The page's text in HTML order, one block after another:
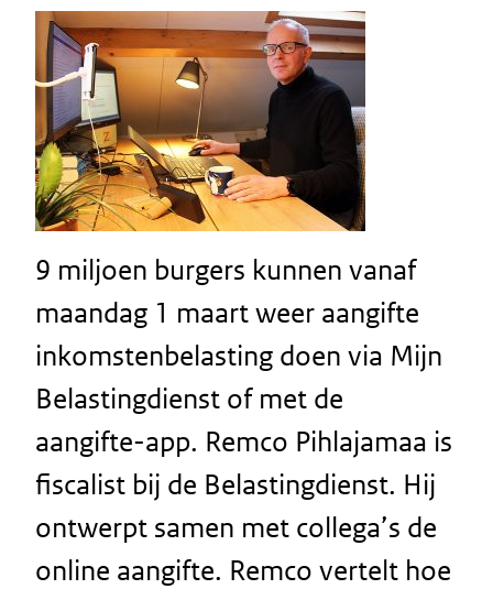
9 miljoen burgers kunnen vanaf
maandag 1 maart weer aangifte
inkomstenbelasting doen via Mijn
Belastingdienst of met de
aangifte-app. Remco Pihlajamaa is
fiscalist bij de Belastingdienst. Hij
ontwerpt samen met collega’s de
online aangifte. Remco vertelt hoe